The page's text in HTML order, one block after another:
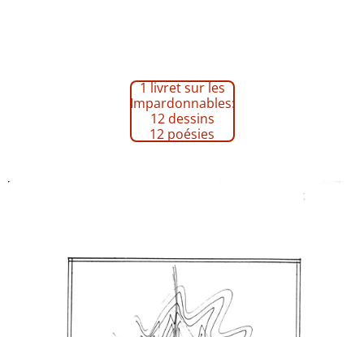
1 livret sur les
Impardonnables:
12 dessins
12 poésies